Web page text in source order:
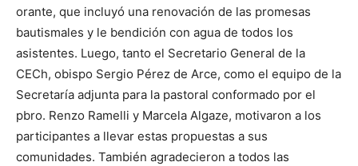
orante, que incluyó una renovación de las promesas
bautismales y le bendición con agua de todos los
asistentes. Luego, tanto el Secretario General de la
CECh, obispo Sergio Pérez de Arce, como el equipo de la
Secretaría adjunta para la pastoral conformado por el
pbro. Renzo Ramelli y Marcela Algaze, motivaron a los
participantes a llevar estas propuestas a sus
comunidades. También agradecieron a todos las